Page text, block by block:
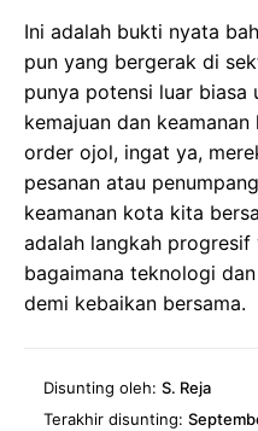
Ini adalah bukti nyata
pun yang bergerak di
punya potensi luar
kemajuan dan
order ojol, ingat ya,
pesanan atau
keamanan kota kita
adalah langkah progresif
bagaimana teknologi
demi kebaikan bersama.
Disunting oleh: S. Reja
Terakhir disunting: